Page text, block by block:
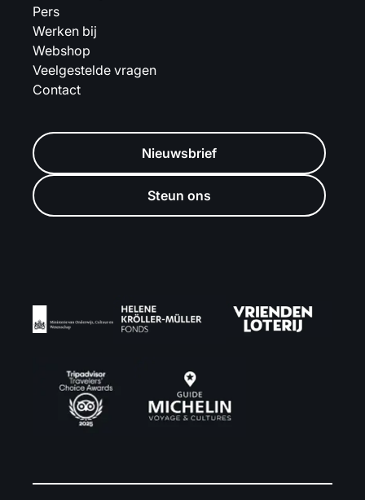
Pers
Werken bij
Webshop
Veelgestelde vragen
Contact
Nieuwsbrief
Steun ons